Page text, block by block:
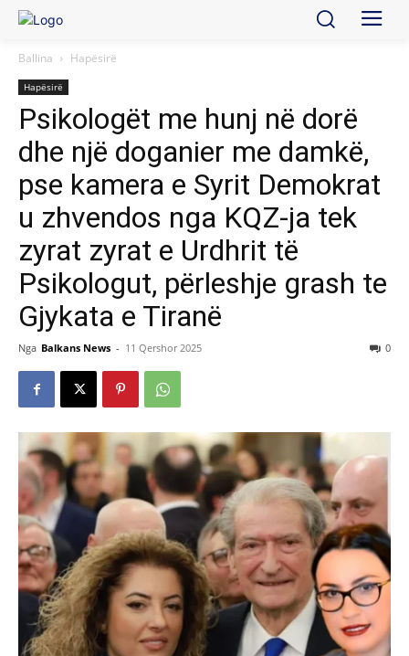
Ballina Hapësirë
Hapësirë
Psikologët me hunj në dorë
dhe një doganier me damkë,
pse kamera e Syrit Demokrat
u zhvendos nga KQZ-ja tek
zyrat zyrat e Urdhrit të
Psikologut, përleshje grash te
Gjykata e Tiranë
Nga Balkans News - 11 Qershor 2025 0